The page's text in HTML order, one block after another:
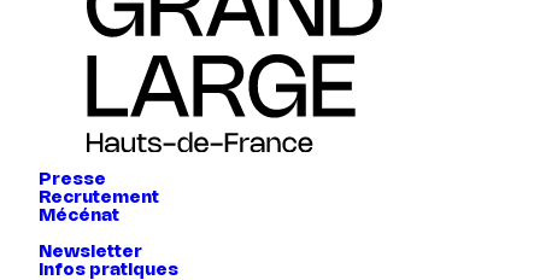
Presse
Recrutement
Mécénat
Newsletter
Infos pratiques